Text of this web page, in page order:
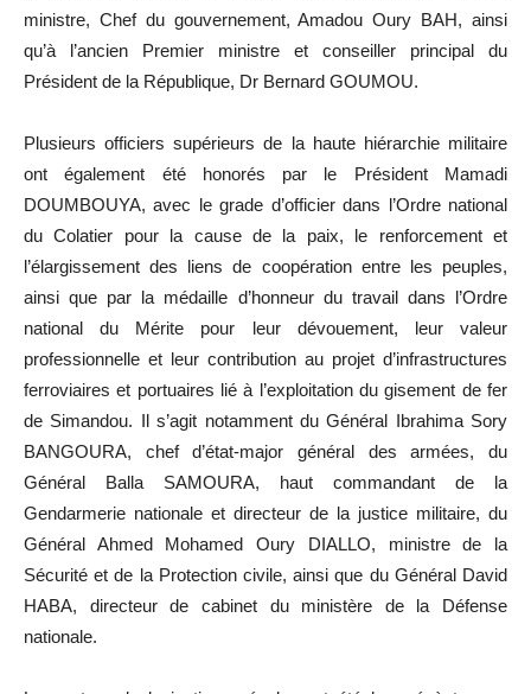
ministre, Chef du gouvernement, Amadou Oury BAH, ainsi
qu’à l’ancien Premier ministre et conseiller principal du
Président de la République, Dr Bernard GOUMOU.
Plusieurs officiers supérieurs de la haute hiérarchie militaire
ont également été honorés par le Président Mamadi
DOUMBOUYA, avec le grade d’officier dans l’Ordre national
du Colatier pour la cause de la paix, le renforcement et
l’élargissement des liens de coopération entre les peuples,
ainsi que par la médaille d’honneur du travail dans l’Ordre
national du Mérite pour leur dévouement, leur valeur
professionnelle et leur contribution au projet d’infrastructures
ferroviaires et portuaires lié à l’exploitation du gisement de fer
de Simandou. Il s’agit notamment du Général Ibrahima Sory
BANGOURA, chef d’état-major général des armées, du
Général Balla SAMOURA, haut commandant de la
Gendarmerie nationale et directeur de la justice militaire, du
Général Ahmed Mohamed Oury DIALLO, ministre de la
Sécurité et de la Protection civile, ainsi que du Général David
HABA, directeur de cabinet du ministère de la Défense
nationale.